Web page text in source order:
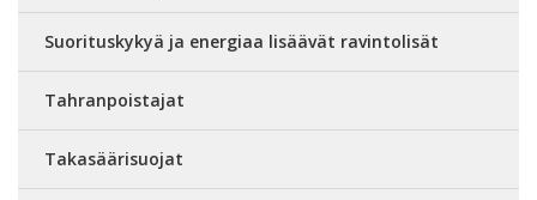
Suorituskykyä ja energiaa lisäävät ravintolisät
Tahranpoistajat
Takasäärisuojat